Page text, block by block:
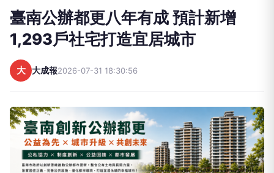
臺南公辦都更八年有成 預計新增
1,293戶社宅打造宜居城市
大 大成報2026-07-31 18:30:56